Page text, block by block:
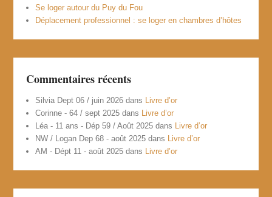
Se loger autour du Puy du Fou
Déplacement professionnel : se loger en chambres d’hôtes
Commentaires récents
Silvia Dept 06 / juin 2026 dans Livre d’or
Corinne - 64 / sept 2025 dans Livre d’or
Léa - 11 ans - Dép 59 / Août 2025 dans Livre d’or
NW / Logan Dep 68 - août 2025 dans Livre d’or
AM - Dépt 11 - août 2025 dans Livre d’or